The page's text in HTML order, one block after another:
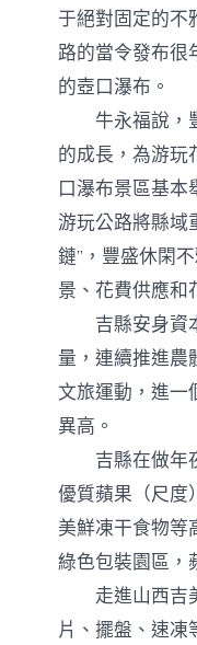
于絕對固定的不
路的當令發布很
的壺口瀑布。
牛永福說，豐
的成長，為游玩
口瀑布景區基本
游玩公路將縣域
鏈”，豐盛休閑
景、花費供應和
吉縣安身資本
量，連續推進農
文旅運動，進一
異高。
吉縣在做年夜
優質蘋果（尺度
美鮮凍干食物等
綠色包裝園區，
走進山西吉美
片、擺盤、速凍